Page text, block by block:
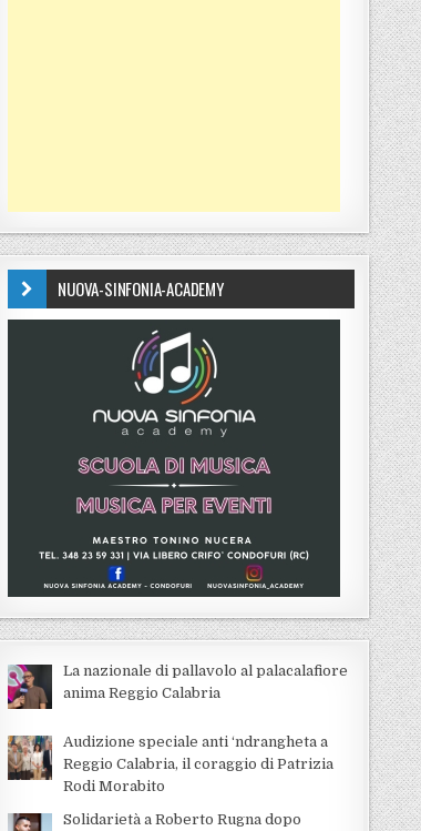
NUOVA-SINFONIA-ACADEMY
La nazionale di pallavolo al palacalafiore
anima Reggio Calabria
Audizione speciale anti ‘ndrangheta a
Reggio Calabria, il coraggio di Patrizia
Rodi Morabito
Solidarietà a Roberto Rugna dopo